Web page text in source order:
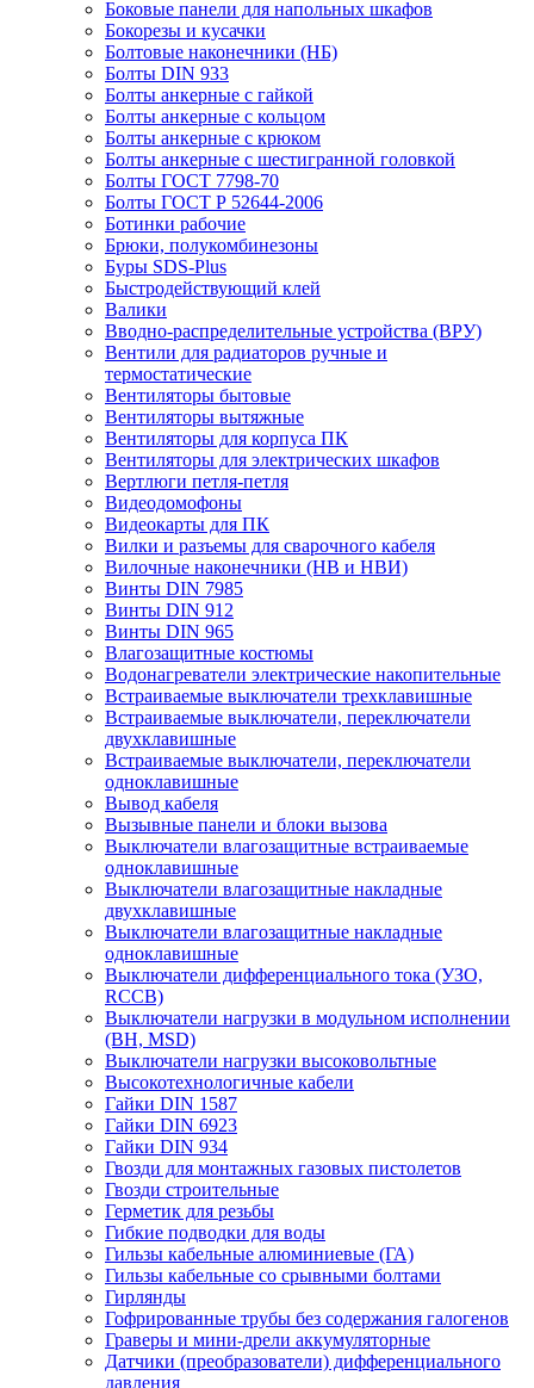
Боковые панели для напольных шкафов
Бокорезы и кусачки
Болтовые наконечники (НБ)
Болты DIN 933
Болты анкерные с гайкой
Болты анкерные с кольцом
Болты анкерные с крюком
Болты анкерные с шестигранной головкой
Болты ГОСТ 7798-70
Болты ГОСТ Р 52644-2006
Ботинки рабочие
Брюки, полукомбинезоны
Буры SDS-Plus
Быстродействующий клей
Валики
Вводно-распределительные устройства (ВРУ)
Вентили для радиаторов ручные и
термостатические
Вентиляторы бытовые
Вентиляторы вытяжные
Вентиляторы для корпуса ПК
Вентиляторы для электрических шкафов
Вертлюги петля-петля
Видеодомофоны
Видеокарты для ПК
Вилки и разъемы для сварочного кабеля
Вилочные наконечники (НВ и НВИ)
Винты DIN 7985
Винты DIN 912
Винты DIN 965
Влагозащитные костюмы
Водонагреватели электрические накопительные
Встраиваемые выключатели трехклавишные
Встраиваемые выключатели, переключатели
двухклавишные
Встраиваемые выключатели, переключатели
одноклавишные
Вывод кабеля
Вызывные панели и блоки вызова
Выключатели влагозащитные встраиваемые
одноклавишные
Выключатели влагозащитные накладные
двухклавишные
Выключатели влагозащитные накладные
одноклавишные
Выключатели дифференциального тока (УЗО,
RCCB)
Выключатели нагрузки в модульном исполнении
(ВН, MSD)
Выключатели нагрузки высоковольтные
Высокотехнологичные кабели
Гайки DIN 1587
Гайки DIN 6923
Гайки DIN 934
Гвозди для монтажных газовых пистолетов
Гвозди строительные
Герметик для резьбы
Гибкие подводки для воды
Гильзы кабельные алюминиевые (ГА)
Гильзы кабельные со срывными болтами
Гирлянды
Гофрированные трубы без содержания галогенов
Граверы и мини-дрели аккумуляторные
Датчики (преобразователи) дифференциального
давления